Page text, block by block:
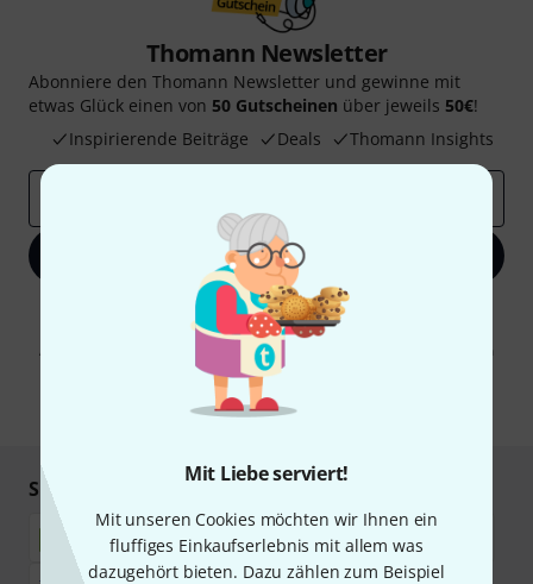
Mit Liebe serviert!
Mit unseren Cookies möchten wir Ihnen ein
fluffiges Einkaufserlebnis mit allem was
dazugehört bieten. Dazu zählen zum Beispiel
Thomann Newsletter
Abonniere den Thomann Newsletter und gewinne mit
etwas Glück einen von 50 Gutscheinen über jeweils 50€!
Inspirierende Beiträge
Deals Thomann Insights
Jetzt anmelden
Mit Klick auf „Jetzt anmelden“ stimmen Sie dem Erhalt von E-Mail-
Werbung und einer Messung des E-Mail-Nutzungsverhaltens zu. Die
Abmeldung ist jederzeit möglich. Weitere Informationen finden Sie in
unseren
Datenschutzhinweisen
* Pflichtfeld
Sicher einkaufen & bezahlen